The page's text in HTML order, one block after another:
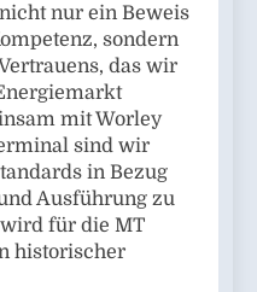
nur ein Beweis
sondern
das wir
mit Worley
sind wir
in Bezug
Ausführung zu
für die MT
historischer